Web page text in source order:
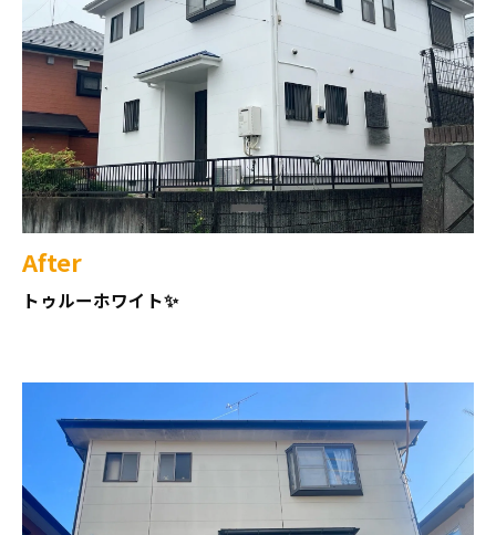
After
トゥルーホワイト✨